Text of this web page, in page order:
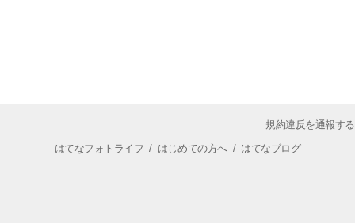
規約違反を通報する
はてなフォトライフ / はじめての方へ/ はてなブログ